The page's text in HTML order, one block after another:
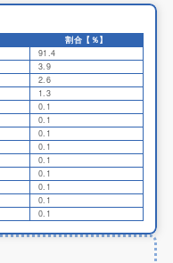
割合【％】
91.4
3.9
2.6
1.3
0.1
0.1
0.1
0.1
0.1
0.1
0.1
0.1
0.1